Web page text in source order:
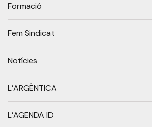
Formació
Fem Sindicat
Notícies
L’ARGÈNTICA
L’AGENDA ID